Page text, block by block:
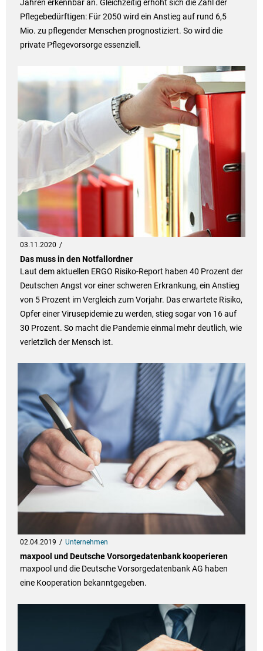
Jahren erkennbar an. Gleichzeitig erhöht sich die Zahl der
Pflegebedürftigen: Für 2050 wird ein Anstieg auf rund 6,5
Mio. zu pflegender Menschen prognostiziert. So wird die
private Pflegevorsorge essenziell.
03.11.2020
Das muss in den Notfallordner
Laut dem aktuellen ERGO Risiko-Report haben 40 Prozent der
Deutschen Angst vor einer schweren Erkrankung, ein Anstieg
von 5 Prozent im Vergleich zum Vorjahr. Das erwartete Risiko,
Opfer einer Virusepidemie zu werden, stieg sogar von 16 auf
30 Prozent. So macht die Pandemie einmal mehr deutlich, wie
verletzlich der Mensch ist.
02.04.2019 Unternehmen
maxpool und Deutsche Vorsorgedatenbank kooperieren
maxpool und die Deutsche Vorsorgedatenbank AG haben
eine Kooperation bekanntgegeben.